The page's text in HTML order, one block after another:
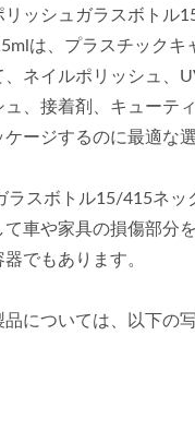
リッシュガラスボトル
は、プラスチックキ
、ネイルポリッシュ、
ュ、接着剤、キューテ
ージするのに最適な
ラスボトル15/415ネッ
て車や家具の損傷部分
でもあります。
品については、以下の